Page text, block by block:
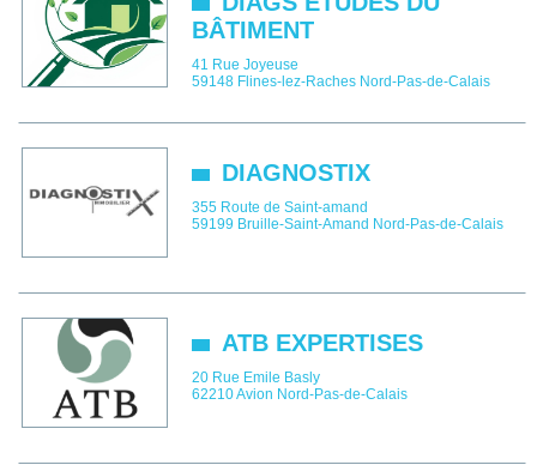
BÂTIMENT
41 Rue Joyeuse
59148 Flines-lez-Raches Nord-Pas-de-Calais
DIAGNOSTIX
355 Route de Saint-amand
59199 Bruille-Saint-Amand Nord-Pas-de-Calais
ATB EXPERTISES
20 Rue Emile Basly
62210Avion Nord-Pas-de-Calais